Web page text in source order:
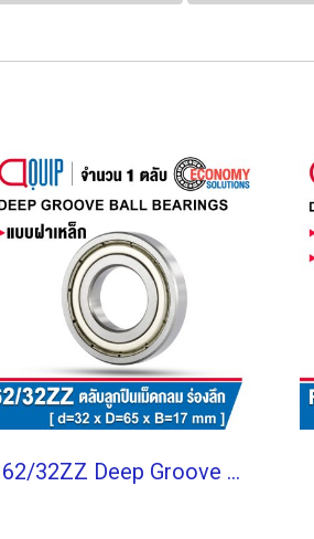
62/32ZZ Deep Groove Ball Bearings Shield Type